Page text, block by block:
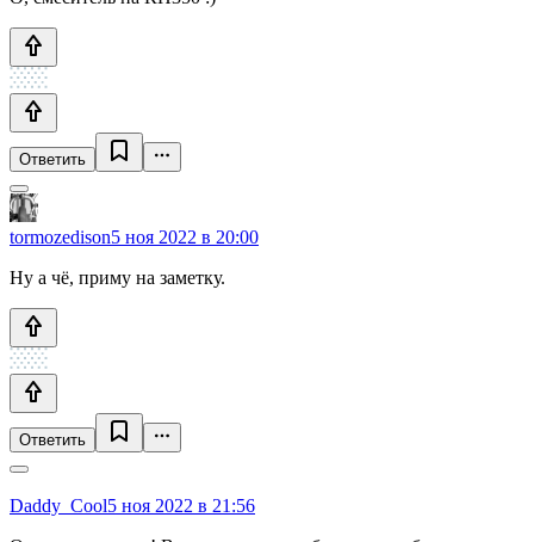
Ответить
tormozedison5 ноя 2022 в 20:00
Ну а чё, приму на заметку.
Ответить
Daddy_Cool5 ноя 2022 в 21:56